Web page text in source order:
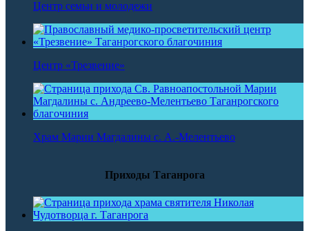
Центр семьи и молодежи
Центр «Трезвение»
Храм Марии Магдалины с. А.-Мелентьево
Приходы Таганрога